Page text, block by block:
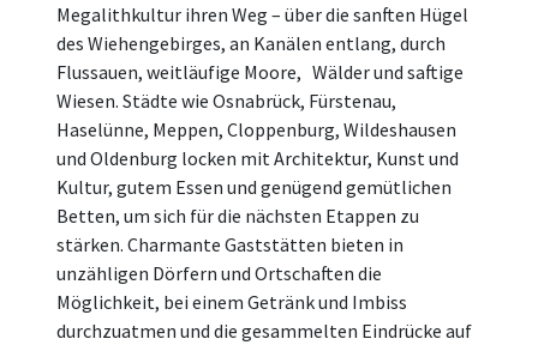
Megalithkultur ihren Weg – über die sanften Hügel
des Wiehengebirges, an Kanälen entlang, durch
Flussauen, weitläufige Moore, Wälder und saftige
Wiesen. Städte wie Osnabrück, Fürstenau,
Haselünne, Meppen, Cloppenburg, Wildeshausen
und Oldenburg locken mit Architektur, Kunst und
Kultur, gutem Essen und genügend gemütlichen
Betten, um sich für die nächsten Etappen zu
stärken. Charmante Gaststätten bieten in
unzähligen Dörfern und Ortschaften die
Möglichkeit, bei einem Getränk und Imbiss
durchzuatmen und die gesammelten Eindrücke auf